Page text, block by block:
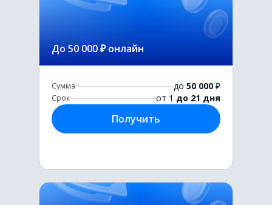
До 50 000 ₽ онлайн
Сумма до 50 000 ₽
Срок от 1 до 21 дня
Получить